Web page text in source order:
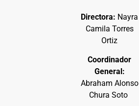
Directora: Nayra
Camila Torres
Ortiz
Coordinador
General:
Abraham Alonso
Chura Soto